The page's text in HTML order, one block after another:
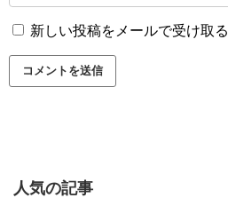
新しい投稿をメールで受け取る
人気の記事